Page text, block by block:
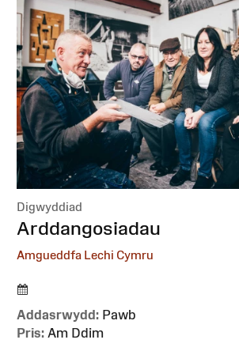
Digwyddiad
:Arddangosiadau
Amgueddfa Lechi Cymru
Addasrwydd: Pawb
Pris: Am Ddim